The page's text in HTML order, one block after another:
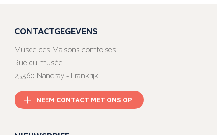
CONTACTGEGEVENS
Musée des Maisons comtoises
Rue du musée
25360 Nancray - Frankrijk
NEEM CONTACT MET ONS OP